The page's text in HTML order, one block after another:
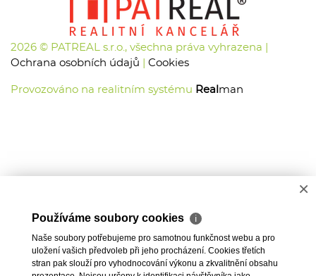
2026 © PATREAL s.r.o., všechna práva vyhrazena |
Ochrana osobních údajů
Cookies
Provozováno na realitním systému Real man
×
Používáme soubory cookies ℹ
Naše soubory potřebujeme pro samotnou funkčnost webu a pro
uložení vašich předvoleb při jeho procházení. Cookies třetích
stran pak slouží pro vyhodnocování výkonu a zkvalitnění obsahu